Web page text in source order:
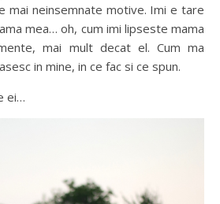
mai neinsemnate motive. Imi e tare
mea… oh, cum imi lipseste mama
mai mult decat el. Cum ma
in mine, in ce fac si ce spun.
ei…